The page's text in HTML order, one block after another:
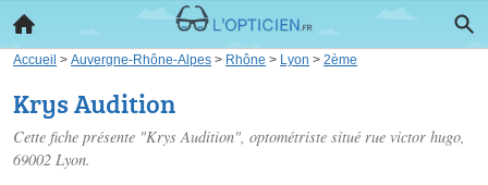
Accueil > Auvergne-Rhône-Alpes > Rhône > Lyon > 2ème
Krys Audition
Cette fiche présente "Krys Audition", optométriste situé rue victor hugo,
69002 Lyon.